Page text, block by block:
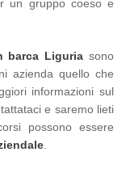
un gruppo coeso e
barca Liguria sono
azienda quello che
informazioni sul
e saremo lieti
possono essere